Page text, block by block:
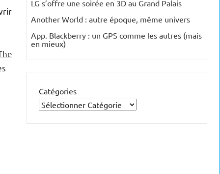
LG s’offre une soirée en 3D au Grand Palais
Another World : autre époque, même univers
App. Blackberry : un GPS comme les autres (mais
en mieux)
Catégories